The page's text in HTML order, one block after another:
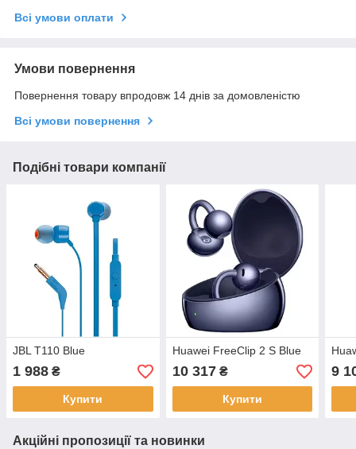
Всі умови оплати
Умови повернення
Повернення товару впродовж 14 днів за домовленістю
Всі умови повернення
Подібні товари компанії
JBL T110 Blue
1 988 ₴
Купити
Huawei FreeClip 2 S Blue
10 317₴
Купити
9
Акційні пропозиції та новинки